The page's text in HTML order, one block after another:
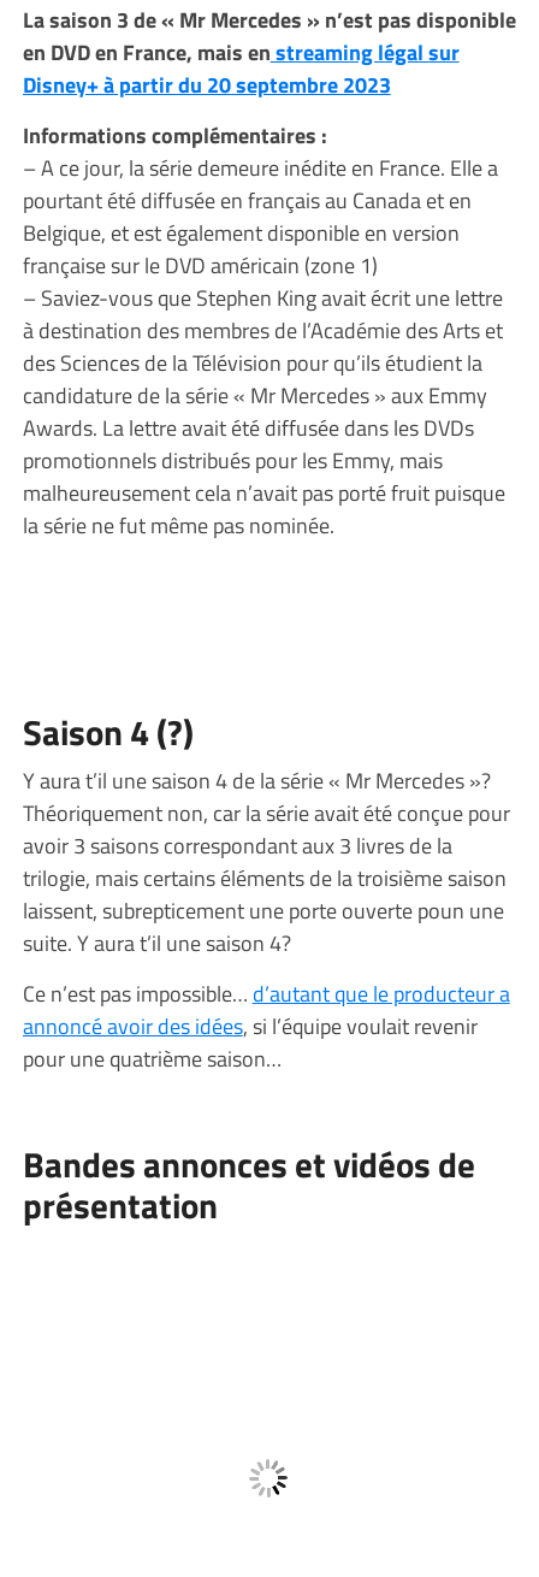
La saison 3 de « Mr Mercedes » n’est pas disponible
en DVD en France, mais enstreaming légal sur
Disney+ à partir du 20 septembre 2023
Informations complémentaires :
– A ce jour, la série demeure inédite en France. Elle a
pourtant été diffusée en français au Canada et en
Belgique, et est également disponible en version
française sur le DVD américain (zone 1)
– Saviez-vous que Stephen King avait écrit une lettre
à destination des membres de l’Académie des Arts et
des Sciences de la Télévision pour qu’ils étudient la
candidature de la série « Mr Mercedes » aux Emmy
Awards. La lettre avait été diffusée dans les DVDs
promotionnels distribués pour les Emmy, mais
malheureusement cela n’avait pas porté fruit puisque
la série ne fut même pas nominée.
Saison 4 (?)
Y aura t’il une saison 4 de la série « Mr Mercedes »?
Théoriquement non, car la série avait été conçue pour
avoir 3 saisons correspondant aux 3 livres de la
trilogie, mais certains éléments de la troisième saison
laissent, subrepticement une porte ouverte poun une
suite. Y aura t’il une saison 4?
Ce n’est pas impossible… d’autant que le producteur a
annoncé avoir des idées, si l’équipe voulait revenir
pour une quatrième saison…
Bandes annonces et vidéos de
présentation